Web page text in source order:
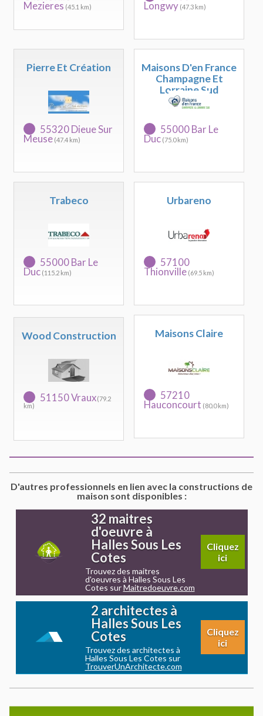
Mezieres (45.1 km) Longwy (47.3 km)
Pierre Et Création
55320 Dieue Sur
Meuse (47.4 km)
Maisons D'en France
Champagne Et
Lorraine Sud
55000 Bar Le
Duc (75.0 km)
Trabeco
55000 Bar Le
Duc (115.2 km)
Urbareno
57100
Thionville (69.5 km)
Wood Construction
51150 Vraux(79.2
km)
Maisons Claire
57210
Hauconcourt (80.0 km)
D'autres professionnels en lien avec la constructions de
maison sont disponibles :
32 maitres
d'oeuvre à
Halles Sous Les
Cotes
Trouvez des maitres
d'oeuvres à Halles Sous Les
Cotes surMaitredoeuvre.com
Cliquez
ici
2 architectes à
Halles Sous Les
Cotes
Trouvez des architectes à
Halles Sous Les Cotes sur
TrouverUnArchitecte.com
Cliquez
ici